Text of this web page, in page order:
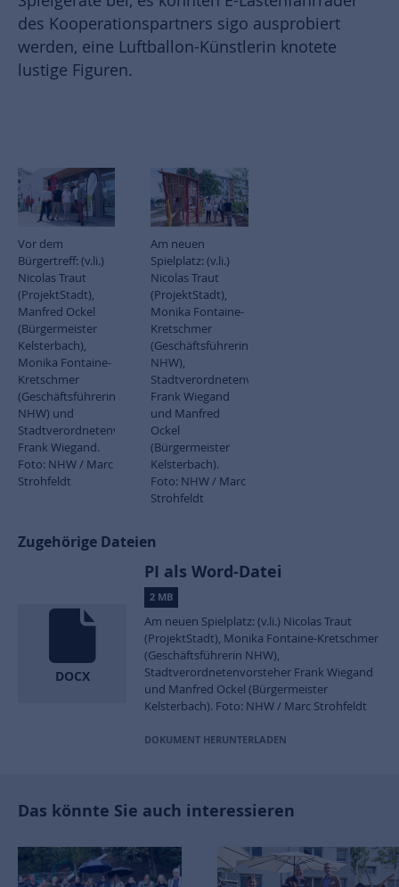
des Kooperationspartners sigo ausprobiert
werden, eine Luftballon-Künstlerin knotete
lustige Figuren.
Vor dem
Bürgertreff: (v.li.)
Nicolas Traut
(ProjektStadt),
Manfred Ockel
(Bürgermeister
Kelsterbach),
Monika Fontaine-
Kretschmer
(Geschäftsführerin
NHW) und
Stadtverordnetenvorsteher
Frank Wiegand.
Foto: NHW / Marc
Strohfeldt
Am neuen
Spielplatz: (v.li.)
Nicolas Traut
(ProjektStadt),
Monika Fontaine-
Kretschmer
(Geschäftsführerin
NHW),
Stadtverordnetenvorsteher
Frank Wiegand
und Manfred
Ockel
(Bürgermeister
Kelsterbach).
Foto: NHW / Marc
Strohfeldt
Zugehörige Dateien
DOCX
PI als Word-Datei
2 MB
Am neuen Spielplatz: (v.li.) Nicolas Traut
(ProjektStadt), Monika Fontaine-Kretschmer
(Geschäftsführerin NHW),
Stadtverordnetenvorsteher Frank Wiegand
und Manfred Ockel (Bürgermeister
Kelsterbach). Foto: NHW / Marc Strohfeldt
DOKUMENT HERUNTERLADEN
Das könnte Sie auch interessieren